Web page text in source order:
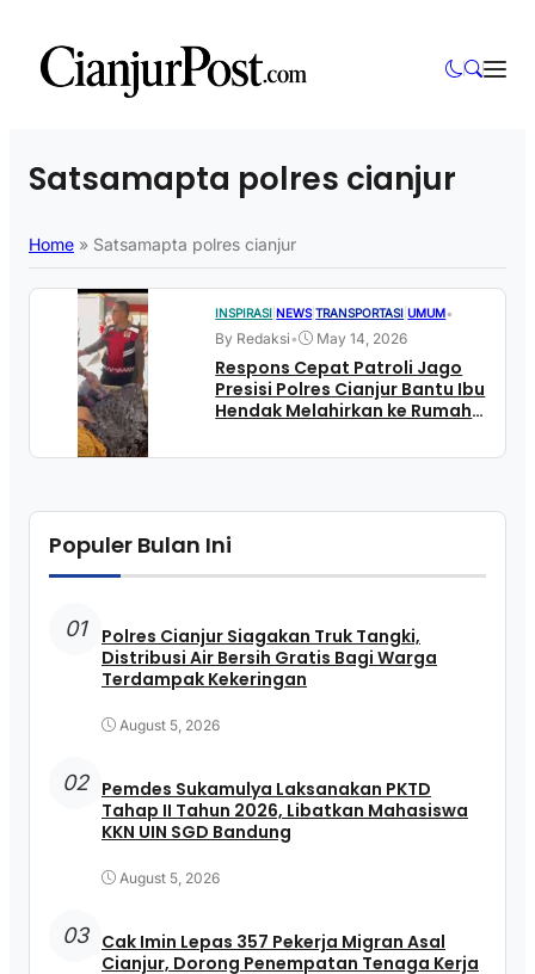
Satsamapta polres cianjur
Home » Satsamapta polres cianjur
INSPIRASI NEWS|TRANSPORTASI |UMUM•
By Redaksi• May 14, 2026
Respons Cepat Patroli Jago
Presisi Polres Cianjur Bantu Ibu
Hendak Melahirkan ke Rumah
Populer Bulan Ini
01
Polres Cianjur Siagakan Truk Tangki,
Distribusi Air Bersih Gratis Bagi Warga
Terdampak Kekeringan
August 5, 2026
02 Pemdes Sukamulya Laksanakan PKTD
Tahap II Tahun 2026, Libatkan Mahasiswa
KKN UIN SGD Bandung
August 5, 2026
03 Cak Imin Lepas 357 Pekerja Migran Asal
Cianjur, Dorong Penempatan Tenaga Kerja